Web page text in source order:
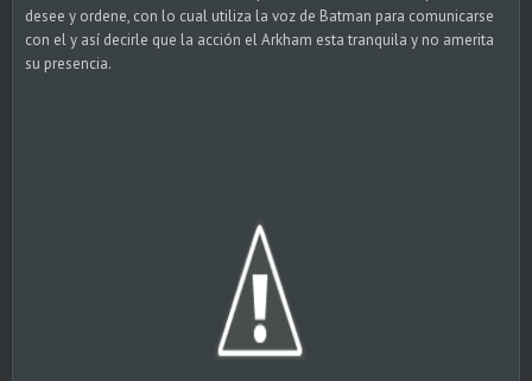
desee y ordene, con lo cual utiliza la voz de Batman para comunicarse
con el y así decirle que la acción el Arkham esta tranquila y no amerita
su presencia.